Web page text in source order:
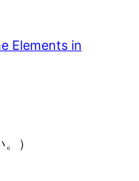
Elements in
）